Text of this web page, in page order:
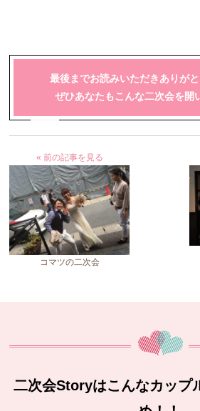
最後までお読みいただきありが
ぜひあなたもこんな二次会を開
« 前の記事を見る
コマツの二次会
二次会Storyはこんなカップ